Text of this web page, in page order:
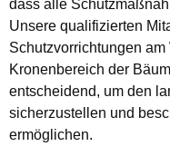
dass alle
Unsere qualifizierten
Schutzvorrichtungen
Kronenbereich der
entscheidend, um den
sicherzustellen und
ermöglichen.